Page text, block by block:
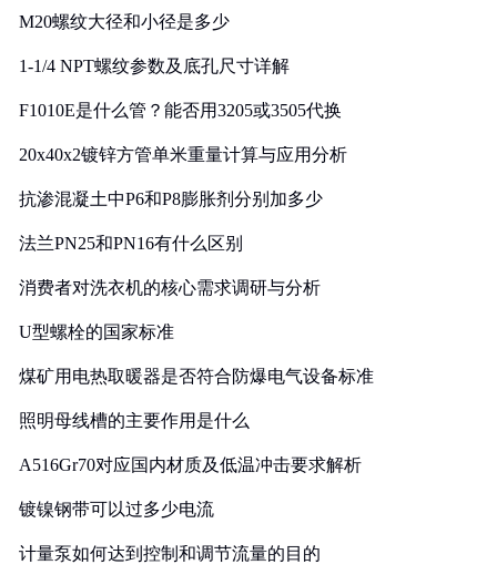
M20螺纹大径和小径是多少
1-1/4 NPT螺纹参数及底孔尺寸详解
F1010E是什么管？能否用3205或3505代换
20x40x2镀锌方管单米重量计算与应用分析
抗渗混凝土中P6和P8膨胀剂分别加多少
法兰PN25和PN16有什么区别
消费者对洗衣机的核心需求调研与分析
U型螺栓的国家标准
煤矿用电热取暖器是否符合防爆电气设备标准
照明母线槽的主要作用是什么
A516Gr70对应国内材质及低温冲击要求解析
镀镍钢带可以过多少电流
计量泵如何达到控制和调节流量的目的